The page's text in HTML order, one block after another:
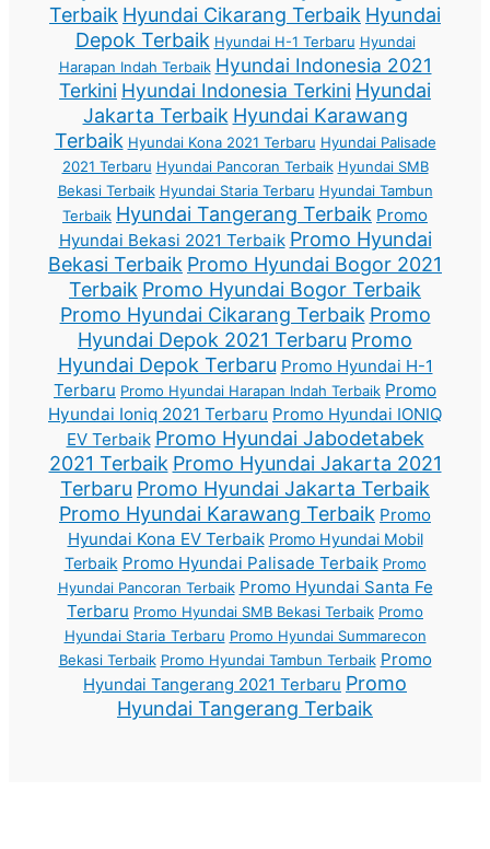
Terbaik Hyundai Cikarang Terbaik Hyundai
Depok Terbaik Hyundai H-1 Terbaru Hyundai
Harapan Indah Terbaik Hyundai Indonesia 2021
Terkini Hyundai Indonesia Terkini Hyundai
Jakarta Terbaik Hyundai Karawang
Terbaik Hyundai Kona 2021 Terbaru Hyundai Palisade
2021 Terbaru Hyundai Pancoran Terbaik Hyundai SMB
Bekasi Terbaik Hyundai Staria Terbaru Hyundai Tambun
Terbaik Hyundai Tangerang Terbaik Promo
Hyundai Bekasi 2021 Terbaik Promo Hyundai
Bekasi Terbaik Promo Hyundai Bogor 2021
Terbaik Promo Hyundai Bogor Terbaik
Promo Hyundai Cikarang Terbaik Promo
Hyundai Depok 2021 Terbaru Promo
Hyundai Depok Terbaru Promo Hyundai H-1
Terbaru Promo Hyundai Harapan Indah Terbaik Promo
Hyundai Ioniq 2021 Terbaru Promo Hyundai IONIQ
EV Terbaik Promo Hyundai Jabodetabek
2021 Terbaik Promo Hyundai Jakarta 2021
Terbaru Promo Hyundai Jakarta Terbaik
Promo Hyundai Karawang Terbaik Promo
Hyundai Kona EV Terbaik Promo Hyundai Mobil
Terbaik Promo Hyundai Palisade Terbaik Promo
Hyundai Pancoran Terbaik Promo Hyundai Santa Fe
Terbaru Promo Hyundai SMB Bekasi Terbaik Promo
Hyundai Staria Terbaru Promo Hyundai Summarecon
Bekasi Terbaik Promo Hyundai Tambun Terbaik Promo
Hyundai Tangerang 2021 Terbaru Promo
Hyundai Tangerang Terbaik